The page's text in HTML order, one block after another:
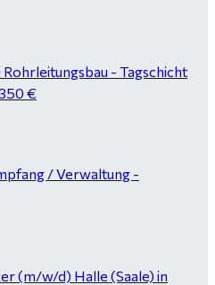
- Tagschicht
€
/ Verwaltung -
(m/w/d) Halle (Saale) in